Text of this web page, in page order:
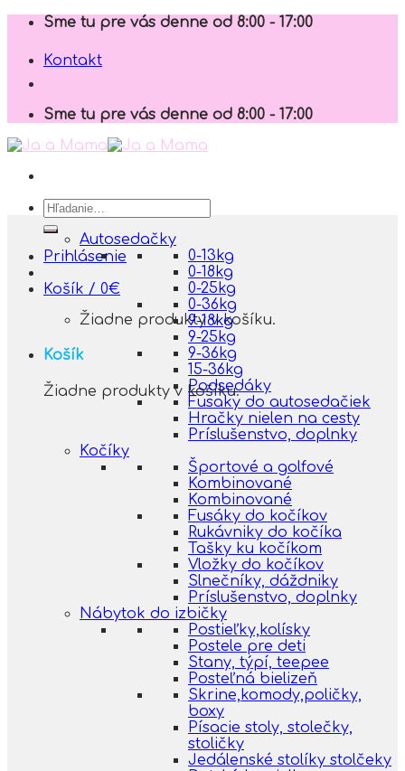
Skip
content
Sme tu pre vás denne od 8:00 - 17:00
Kontakt
Sme tu pre vás denne od 8:00 - 17:00
Hľadať:
Prihlásenie
Košík / 0€
Žiadne produkty v košíku.
Košík
Žiadne produkty v košíku.
Autosedačky
0-13kg
0-18kg
0-25kg
0-36kg
9-18kg
9-25kg
9-36kg
15-36kg
Podsedáky
Fusaky do autosedačiek
Hračky nielen na cesty
Príslušenstvo, doplnky
Kočíky
Športové a golfové
Kombinované
Kombinované
Fusáky do kočíkov
Rukávniky do kočíka
Tašky ku kočíkom
Vložky do kočíkov
Slnečníky, dáždniky
Príslušenstvo, doplnky
Nábytok do izbičky
Postieľky,kolísky
Postele pre deti
Stany, týpí, teepee
Posteľná bielizeň
Skrine,komody,poličky,
boxy
Písacie stoly, stolečky,
stoličky
Jedálenské stolíky stolčeky